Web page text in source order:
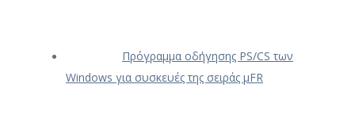
Πρόγραμμα οδήγησης PS/CS των
Windows για συσκευές της σειράς μFR